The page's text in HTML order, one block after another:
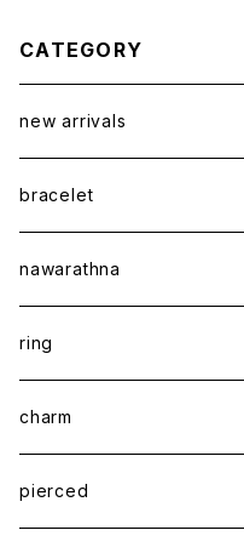
CATEGORY
new arrivals
bracelet
nawarathna
ring
charm
pierced